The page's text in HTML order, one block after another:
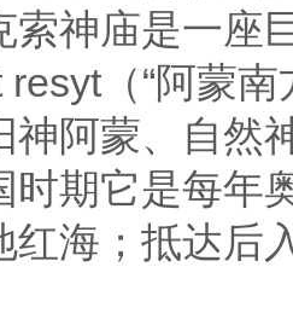
索神庙是一座
（“阿蒙
神阿蒙、自然
时期它是每年
红海；抵达后